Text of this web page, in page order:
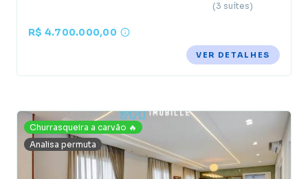
(3 suítes)
R$ 4.700.000,00
VER DETALHES
Churrasqueira a carvão 🔥
Analisa permuta